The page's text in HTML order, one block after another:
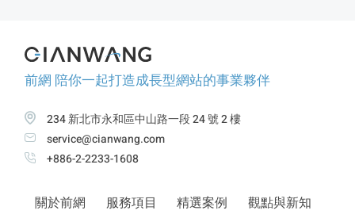
前網 陪你一起打造成長型網站的事業夥伴
234 新北市永和區中山路一段 24 號 2 樓
service@cianwang.com
+886-2-2233-1608
關於前網 服務項目 精選案例 觀點與新知